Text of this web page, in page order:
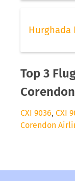
Top 3
CXI 9036, CXI
Corendon